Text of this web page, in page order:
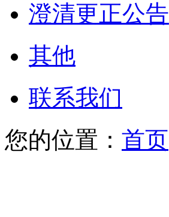
澄清更正公告
其他
联系我们
您的位置： 首页